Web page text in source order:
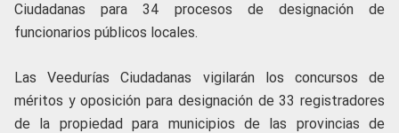
Ciudadanas para 34 procesos de designación de
funcionarios públicos locales.
Las Veedurías Ciudadanas vigilarán los concursos de
méritos y oposición para designación de 33 registradores
de la propiedad para municipios de las provincias de